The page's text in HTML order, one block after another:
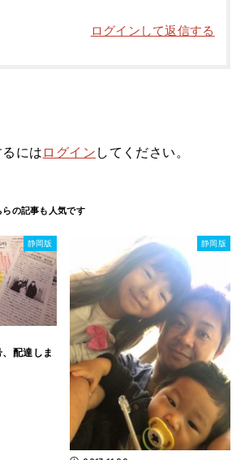
ログインして返信する
には ログイン してください。
静岡版
配達しま
静岡版